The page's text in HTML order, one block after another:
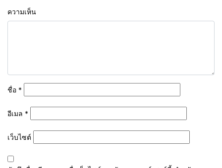
ความเห็น
ชื่อ *
อีเมล *
เว็บไซต์